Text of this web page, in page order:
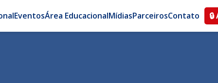
EventosÁrea EducacionalMídiasParceirosContato